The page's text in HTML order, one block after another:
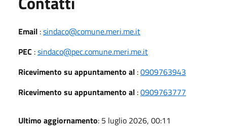
Email :sindaco@comune.meri.me.it
PEC :sindaco@pec.comune.meri.me.it
Ricevimento su appuntamento al :0909763943
Ricevimento su appuntamento al :0909763777
Ultimo aggiornamento: 5 luglio 2026, 00:11